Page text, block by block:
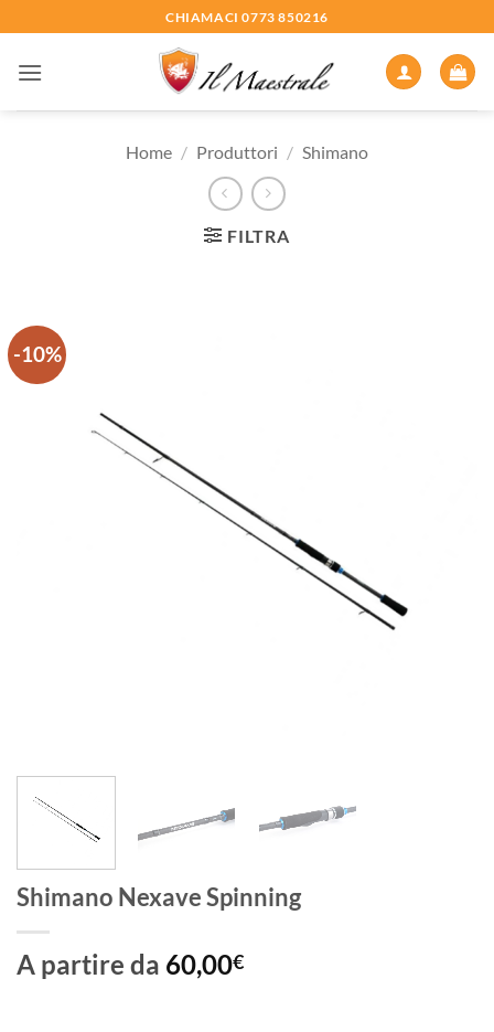
ai
contenuti
CHIAMACI 0773 850216
Home / Produttori / Shimano
FILTRA
-10%
Shimano Nexave Spinning
A partire da 60,00€